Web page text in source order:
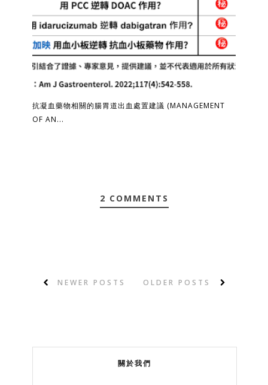
抗凝血藥物相關的腸胃道出血處置建議 (MANAGEMENT
OF AN...
2 COMMENTS
NEWER POSTS OLDER POSTS
關於我們